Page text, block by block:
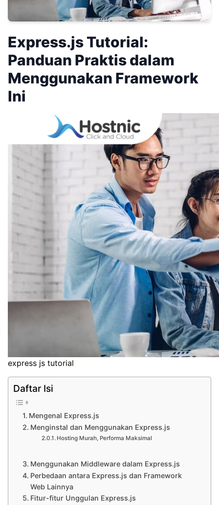
Express.js Tutorial:
Panduan Praktis dalam
Menggunakan Framework
Ini
express js tutorial
Daftar Isi
Mengenal Express.js
Menginstal dan Menggunakan Express.js
Hosting Murah, Performa Maksimal
Menggunakan Middleware dalam Express.js
Perbedaan antara Express.js dan Framework
Web Lainnya
Fitur-fitur Unggulan Express.js